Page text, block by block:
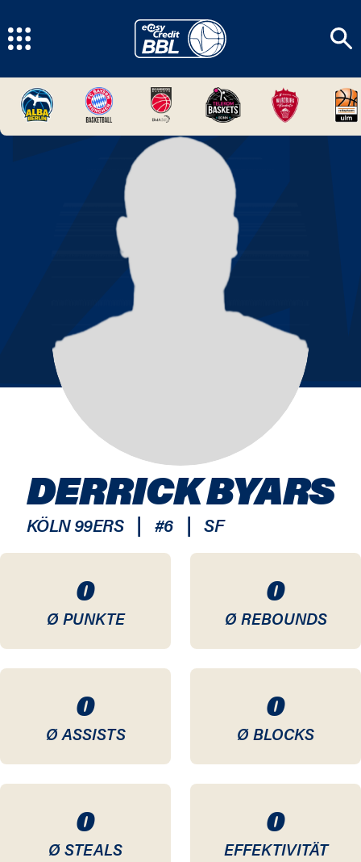
0
Ø PUNKTE
0
Ø REBOUNDS
0
Ø ASSISTS
0
Ø BLOCKS
0
Ø STEALS
0
EFFEKTIVITÄT
DERRICK BYARS
KÖLN 99ERS | #6 | SF